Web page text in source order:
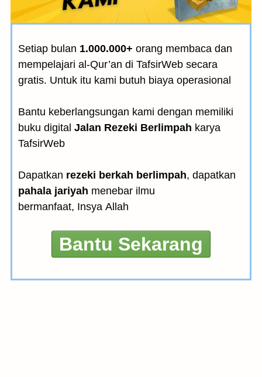
Setiap bulan 1.000.000+ orang membaca dan
mempelajari al-Qur’an di TafsirWeb secara
gratis. Untuk itu kami butuh biaya operasional
Bantu keberlangsungan kami dengan memiliki
buku digital Jalan Rezeki Berlimpah karya
TafsirWeb
Dapatkan rezeki berkah berlimpah, dapatkan
pahala jariyah menebar ilmu
bermanfaat, Insya Allah
Bantu Sekarang